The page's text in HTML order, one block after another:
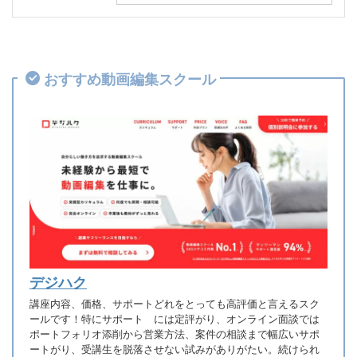
おすすめ動画編集スクール
デジハク
講座内容、価格、サポートどれをとっても高評価と言えるスク
ールです！特にサポート には定評がり、オンライン面談では
ポートフォリオ添削から営業方法、案件の相談まで幅広いサポ
ートがり、受講生を脱落させない試みがありがたい。続けられ